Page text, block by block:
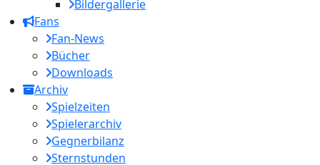
Bildergallerie
Fans
Fan-News
Bücher
Downloads
Archiv
Spielzeiten
Spielerarchiv
Gegnerbilanz
Sternstunden